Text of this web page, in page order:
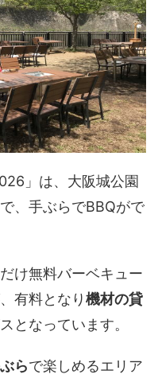
」は、大阪城公園
、手ぶらでBBQがで
け無料バーベキュー
有料となり機材の貸
となっています。
らで楽しめるエリア